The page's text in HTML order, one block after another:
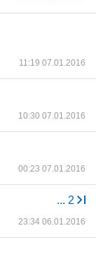
11:19 07.01.2016
10:30 07.01.2016
00:23 07.01.2016
... 2
23:34 06.01.2016